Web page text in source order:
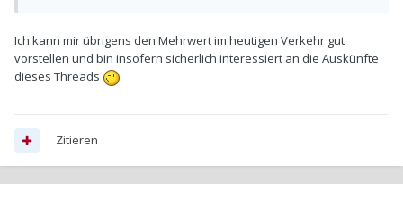
Ich kann mir übrigens den Mehrwert im heutigen Verkehr gut
vorstellen und bin insofern sicherlich interessiert an die Auskünfte
dieses Threads
Zitieren